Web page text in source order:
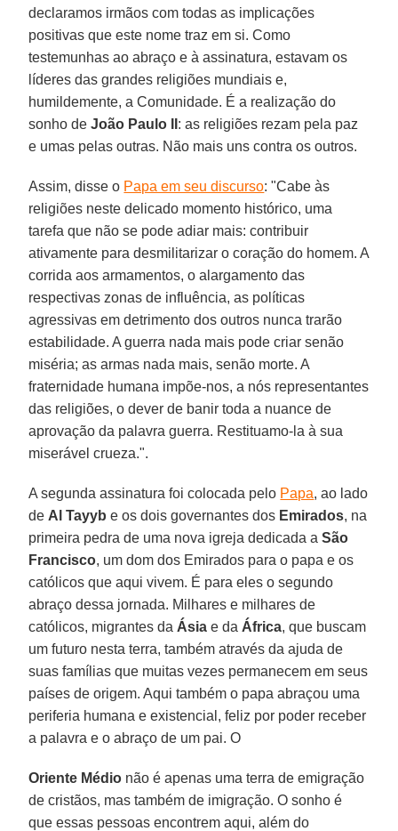
declaramos irmãos com todas as implicações
positivas que este nome traz em si. Como
testemunhas ao abraço e à assinatura, estavam os
líderes das grandes religiões mundiais e,
humildemente, a Comunidade. É a realização do
sonho deJoão Paulo II : as religiões rezam pela paz
e umas pelas outras. Não mais uns contra os outros.
Assim, disse o Papa em seu discurso: "Cabe às
religiões neste delicado momento histórico, uma
tarefa que não se pode adiar mais: contribuir
ativamente para desmilitarizar o coração do homem. A
corrida aos armamentos, o alargamento das
respectivas zonas de influência, as políticas
agressivas em detrimento dos outros nunca trarão
estabilidade. A guerra nada mais pode criar senão
miséria; as armas nada mais, senão morte. A
fraternidade humana impõe-nos, a nós representantes
das religiões, o dever de banir toda a nuance de
aprovação da palavra guerra. Restituamo-la à sua
miserável crueza.".
A segunda assinatura foi colocada pelo Papa, ao lado
de Al Tayyb e os dois governantes dos Emirados, na
primeira pedra de uma nova igreja dedicada aSão
Francisco, um dom dos Emirados para o papa e os
católicos que aqui vivem. É para eles o segundo
abraço dessa jornada. Milhares e milhares de
católicos, migrantes da Ásia e da África, que buscam
um futuro nesta terra, também através da ajuda de
suas famílias que muitas vezes permanecem em seus
países de origem. Aqui também o papa abraçou uma
periferia humana e existencial, feliz por poder receber
a palavra e o abraço de um pai. O
Oriente Médio não é apenas uma terra de emigração
de cristãos, mas também de imigração. O sonho é
que essas pessoas encontrem aqui, além do